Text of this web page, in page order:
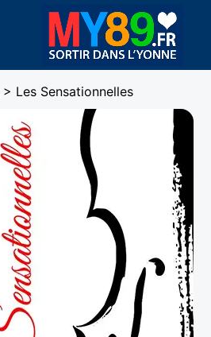
> Les Sensationnelles